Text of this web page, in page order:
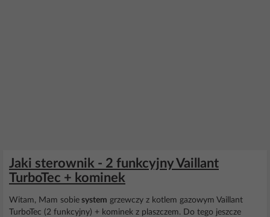
Jaki sterownik - 2 funkcyjny Vaillant
TurboTec + kominek
Witam, Mam sobie system grzewczy z kotlem gazowym Vaillant
TurboTec (2 funkcyjny) + kominek z plaszczem. Do tego jeszcze